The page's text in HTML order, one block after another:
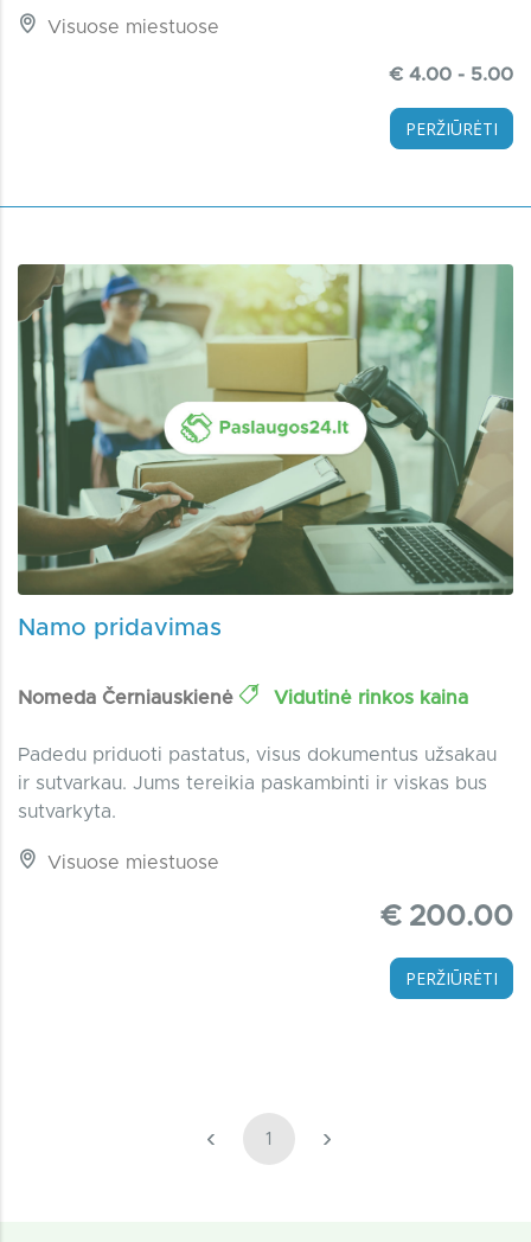
Visuose miestuose
€ 4.00 - 5.00
PERŽIŪRĖTI
Namo pridavimas
Nomeda Černiauskienė Vidutinė rinkos kaina
Padedu priduoti pastatus, visus dokumentus užsakau
ir sutvarkau. Jums tereikia paskambinti ir viskas bus
sutvarkyta.
Visuose miestuose
€ 200.00
PERŽIŪRĖTI
‹ 1 ›